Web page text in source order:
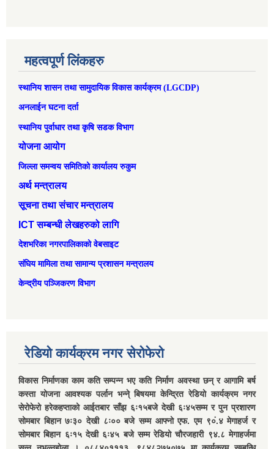
महत्वपूर्ण लिंकहरु
स्थानिय शासन तथा सामुदायिक विकास कार्यक्रम (LGCDP)
अनलाईन घटना दर्ता
स्थानिय पुर्वाधार तथा कृषि सडक विभाग
योजना आयोग
जिल्ला समन्वय समितिको कार्यालय रुकुम
अर्थ मन्त्रालय
सूचना तथा संचार मन्त्रालय
ICT सम्बन्धी लेखहरुको लागि
देशभरिका नगरपालिकाको वेबसाइट
संघिय मामिला तथा सामान्‍य प्रशासन मन्त्रालय
केन्द्रीय पञ्जिकरण विभाग
रेडियो कार्यक्रम नगर सेरोफेरो
विकास निर्माणका काम कति सम्पन्न भए कति निर्माण अवस्था छन् र आगामि बर्ष
कस्ता योजना आवश्यक पर्लान भन्ने् बिषयमा केन्द्रित रेडियो कार्यक्रम नगर
सेरोफेरो हरेकहप्ताको आईतबार साँझ ६ः१५बजे देखी ६ः४५सम्म र पुन प्रशारण
सोमबार बिहान ७ः३० देखी ८ः०० बजे सम्म आफ्नो एफ. एम ९०ं.४ मेगाहर्ज र
सोमबार बिहान ६ः१५ देखी ६ः४५ बजे सम्म रेडियो चौरजहारी ९४.८ मेगाहर्जमा